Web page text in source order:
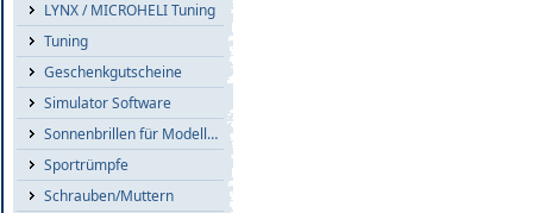
LYNX / MICROHELI Tuning
Tuning
Geschenkgutscheine
Simulator Software
Sonnenbrillen für Modellflieger
Sportrümpfe
Schrauben/Muttern